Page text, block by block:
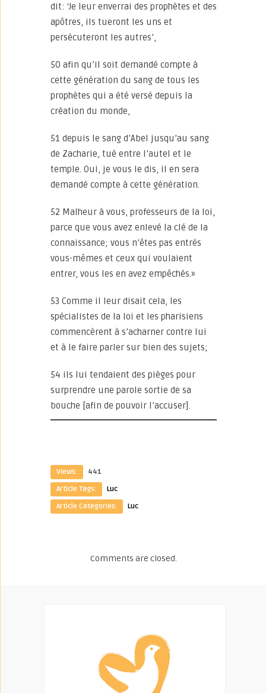
dit: ‘Je leur enverrai des prophètes et des
apôtres, ils tueront les uns et
persécuteront les autres’,
50 afin qu’il soit demandé compte à
cette génération du sang de tous les
prophètes qui a été versé depuis la
création du monde,
51 depuis le sang d’Abel jusqu’au sang
de Zacharie, tué entre l’autel et le
temple. Oui, je vous le dis, il en sera
demandé compte à cette génération.
52 Malheur à vous, professeurs de la loi,
parce que vous avez enlevé la clé de la
connaissance; vous n’êtes pas entrés
vous-mêmes et ceux qui voulaient
entrer, vous les en avez empêchés.»
53 Comme il leur disait cela, les
spécialistes de la loi et les pharisiens
commencèrent à s’acharner contre lui
et à le faire parler sur bien des sujets;
54 ils lui tendaient des pièges pour
surprendre une parole sortie de sa
bouche [afin de pouvoir l’accuser].
Views:
441
Article Tags:
Luc
Article Categories:
Luc
Comments are closed.